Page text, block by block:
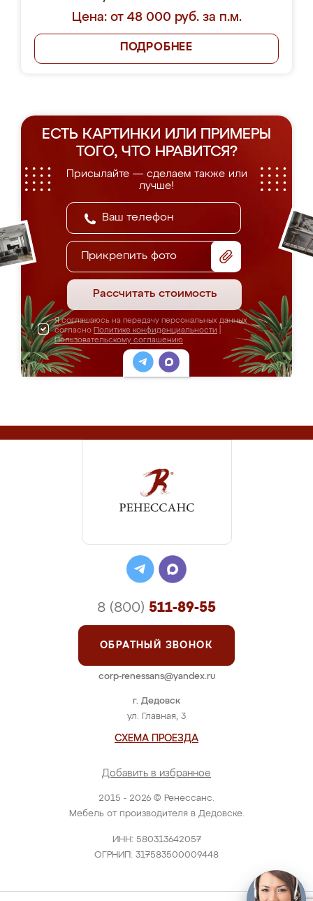
Цена: от 48 000 руб. за п.м.
ПОДРОБНЕЕ
ЕСТЬ КАРТИНКИ ИЛИ ПРИМЕРЫ
ТОГО, ЧТО НРАВИТСЯ?
Присылайте — сделаем также или
лучше!
Прикрепить фото
Рассчитать стоимость
Я соглашаюсь на передачу персональных данных
согласно Политике конфиденциальности
Пользовательскому соглашению
2015 - 2026 © Ренессанс.
Мебель от производителя в Дедовске.
ИНН: 580313642057
ОГРНИП: 317583500009448
г. Дедовск
ул. Главная, 3
СХЕМА ПРОЕЗДА
Добавить в избранное
8 (800) 511-89-55
ОБРАТНЫЙ ЗВОНОК
corp-renessans@yandex.ru